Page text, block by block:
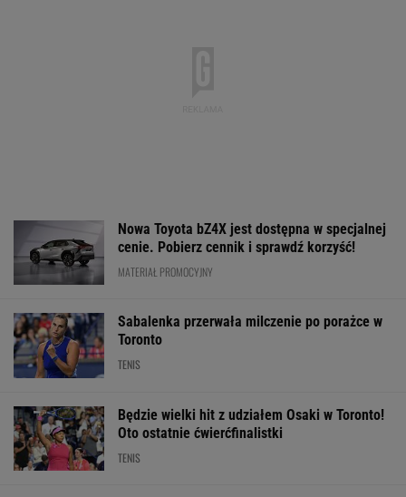
Nowa Toyota bZ4X jest dostępna w specjalnej
cenie. Pobierz cennik i sprawdź korzyść!
MATERIAŁ PROMOCYJNY
Sabalenka przerwała milczenie po porażce w
Toronto
TENIS
Będzie wielki hit z udziałem Osaki w Toronto!
Oto ostatnie ćwierćfinalistki
TENIS